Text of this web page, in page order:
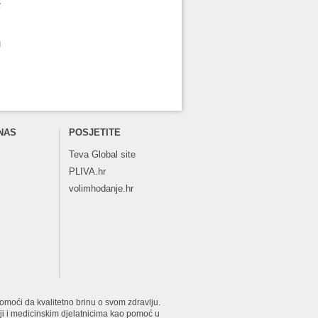
POSJETITE
Teva Global site
PLIVA.hr
volimhodanje.hr
da kvalitetno brinu o svom zdravlju.
i medicinskim djelatnicima kao pomoć u